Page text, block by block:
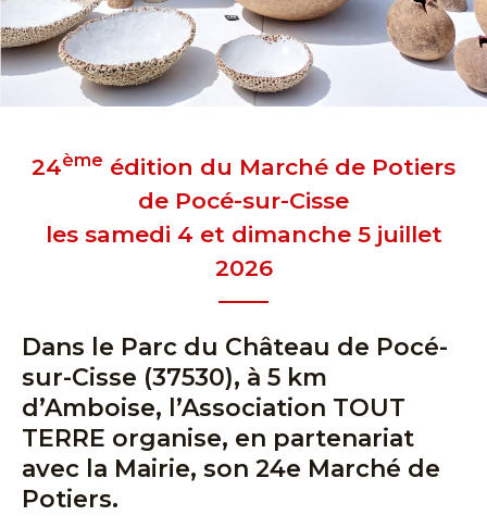
24ème édition du Marché de Potiers
de Pocé-sur-Cisse
les samedi 4 et dimanche 5 juillet
2026
Dans le Parc du Château de Pocé-
sur-Cisse (37530), à 5 km
d’Amboise, l’Association TOUT
TERRE organise, en partenariat
avec la Mairie, son 24e Marché de
Potiers.